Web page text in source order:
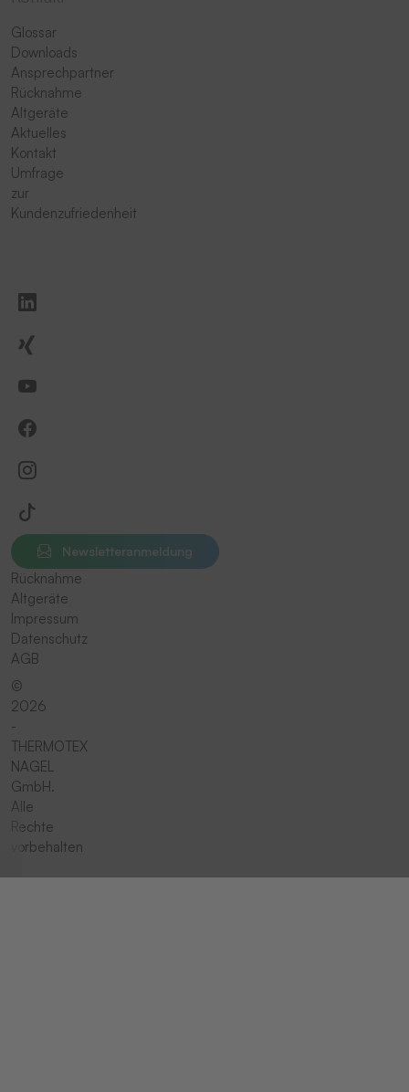
Glossar
Downloads
Ansprechpartner
Rücknahme
Altgeräte
Aktuelles
Kontakt
Umfrage
zur
Kundenzufriedenheit
Newsletteranmeldung
Rücknahme
Altgeräte
Impressum
Datenschutz
AGB
©
2026
-
THERMOTEX
NAGEL
GmbH.
Alle
Rechte
vorbehalten